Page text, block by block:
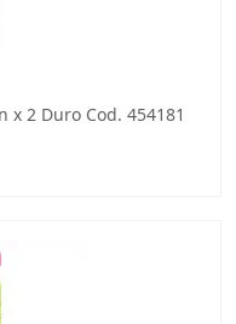
x 2 Duro Cod. 454181